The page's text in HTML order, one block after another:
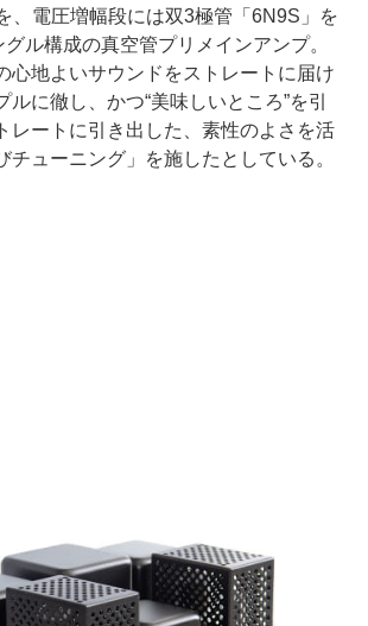
、電圧増幅段には双3極管「6N9S」を
ル構成の真空管プリメインアンプ。
心地よいサウンドをストレートに届け
ルに徹し、かつ“美味しいところ”を引
レートに引き出した、素性のよさを活
チューニング」を施したとしている。